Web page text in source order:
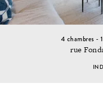
4 chambres -
rue